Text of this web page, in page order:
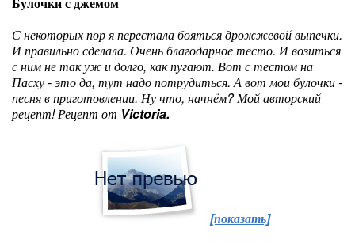
С некоторых пор я перестала бояться дрожжевой выпечки.
И правильно сделала. Очень благодарное тесто. И возиться
с ним не так уж и долго, как пугают. Вот с тестом на
Пасху - это да, тут надо потрудиться. А вот мои булочки -
песня в приготовлении. Ну что, начнём? Мой авторский
рецепт! Рецепт от Victoria.
[показать]